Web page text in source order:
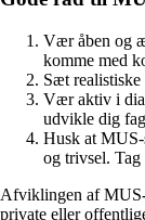
Vær åben og
komme med
Sæt realistiske
Vær aktiv i
udvikle dig
Husk at MUS-
og trivsel. Tag
Afviklingen af MUS-
private eller